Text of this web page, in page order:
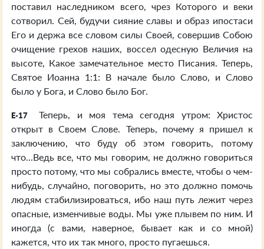
поставил наследником всего, чрез Которого и веки
сотворил. Сей, будучи сияние славы и образ ипостаси
Его и держа все словом силы Своей, совершив Собою
очищение грехов наших, воссел одесную Величия на
высоте, Какое замечательное место Писания. Теперь,
Святое Иоанна 1:1: В начале было Слово, и Слово
было у Бога, и Слово было Бог.
E-17
Теперь, и моя тема сегодня утром: Христос
открыт в Своем Слове. Теперь, почему я пришел к
заключению, что буду об этом говорить, потому
что...Ведь все, что мы говорим, не должно говориться
просто потому, что мы собрались вместе, чтобы о чем-
нибудь, случайно, поговорить, но это должно помочь
людям стабилизироваться, ибо наш путь лежит через
опасные, изменчивые воды. Мы уже плывем по ним. И
иногда (с вами, наверное, бывает как и со мной)
кажется, что их так много, просто пугаешься.